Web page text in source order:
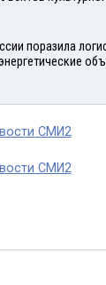
поразила
СМИ2
СМИ2